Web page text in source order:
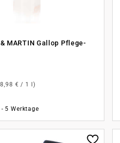
& MARTIN Gallop Pflege-
€ / 1 l)
5 Werktage